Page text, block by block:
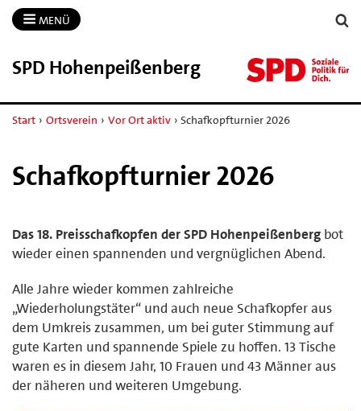
MENÜ
SPD Hohenpeißenberg
Start › Ortsverein › Vor Ort aktiv › Schafkopfturnier 2026
Schafkopfturnier 2026
Das 18. Preisschafkopfen der SPD Hohenpeißenberg bot
wieder einen spannenden und vergnüglichen Abend.
Alle Jahre wieder kommen zahlreiche
„Wiederholungstäter“ und auch neue Schafkopfer aus
dem Umkreis zusammen, um bei guter Stimmung auf
gute Karten und spannende Spiele zu hoffen. 13 Tische
waren es in diesem Jahr, 10 Frauen und 43 Männer aus
der näheren und weiteren Umgebung.